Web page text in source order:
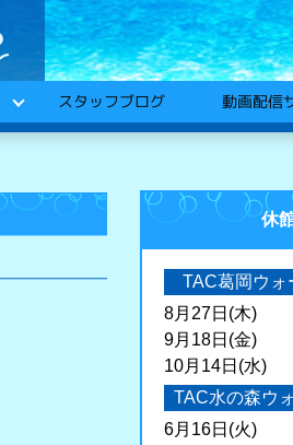
スタッフブログ 動画配信
休
TAC葛岡ウォ
8月27日(木)
9月18日(金)
10月14日(水)
TAC水の森ウ
6月16日(火)